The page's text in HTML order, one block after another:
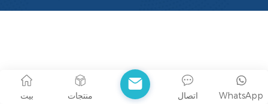
بيت منتجات WhatsApp اتصال